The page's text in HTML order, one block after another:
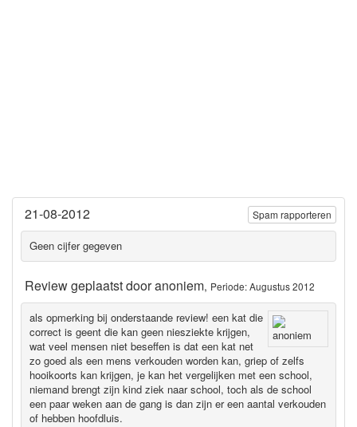
21-08-2012
Geen cijfer gegeven
Review geplaatst dooranoniem, Periode: Augustus 2012
als opmerking bij onderstaande review! een kat die
correct is geent die kan geen niesziekte krijgen,
wat veel mensen niet beseffen is dat een kat net
zo goed als een mens verkouden worden kan, griep of zelfs
hooikoorts kan krijgen, je kan het vergelijken met een school,
niemand brengt zijn kind ziek naar school, toch als de school
een paar weken aan de gang is dan zijn er een aantal verkouden
of hebben hoofdluis.
Spam rapporteren